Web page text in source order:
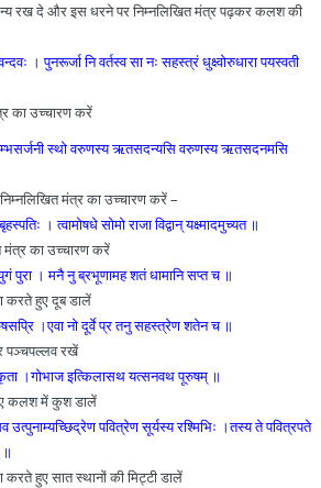
रख दे और इस धरने पर निम्नलिखित मंत्र पढ़कर कलश की
। पुनरूर्जा नि वर्तस्व सा नः सहस्त्रं धुक्ष्वोरुधारा पयस्वती
का उच्चारण करें
स्थो वरुणस्य ऋतसदन्यसि वरुणस्य ऋतसदनमसि
मंत्र का उच्चारण करें –
। त्वामोषधे सोमो राजा विद्वान् यक्ष्मादमुच्यत ॥
मंत्र का उच्चारण करें
पुरा । मनै नु ब्रभूणामह शतं धामानि सप्त च ॥
करते हुए दूब डालें
।एवा नो दूर्वे प्र तनु सहस्त्रेण शतेन च ॥
पञ्चपल्लव रखें‌
।गोभाज इत्किलासथ यत्सनवथ पूरुषम् ॥
कलश में कुश डालें
उत्पुनाम्यच्छिद्रेण पवित्रेण सूर्यस्य रश्मिभिः ।तस्य ते पवित्रपते
हुए सात स्थानों की मिट्टी डालें